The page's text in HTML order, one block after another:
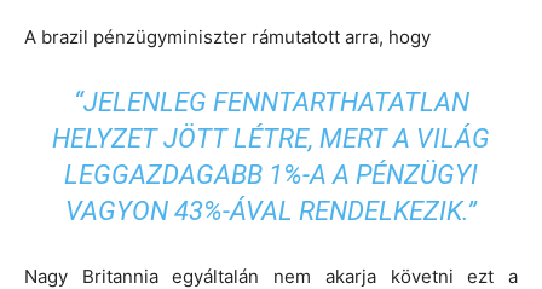
A brazil pénzügyminiszter rámutatott arra, hogy
“JELENLEG FENNTARTHATATLAN
HELYZET JÖTT LÉTRE, MERT A VILÁG
LEGGAZDAGABB 1%-A A PÉNZÜGYI
VAGYON 43%-ÁVAL RENDELKEZIK.”
Nagy Britannia egyáltalán nem akarja követni ezt a